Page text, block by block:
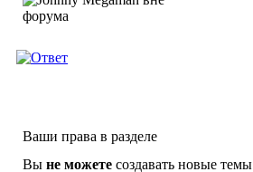
Ваши права в разделе
Вы не можете создавать новые темы